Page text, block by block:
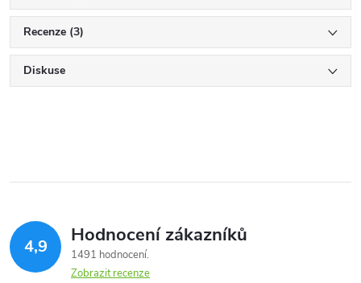
Recenze (3)
Diskuse
4,9 Hodnocení zákazníků
1491 hodnocení
Zobrazit recenze